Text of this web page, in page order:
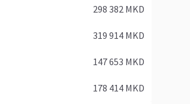
298 382 MKD
319 914 MKD
147 653 MKD
178 414 MKD